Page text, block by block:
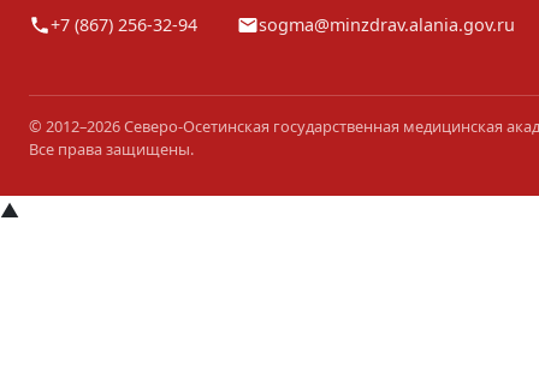
+7 (867) 256-32-94 sogma@minzdrav.alania.gov.ru
© 2012–2026 Северо-Осетинская государственная медицинская
Все права защищены.
▲